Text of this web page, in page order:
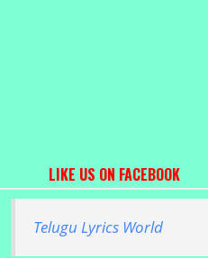
LIKE US ON FACEBOOK
Telugu Lyrics World